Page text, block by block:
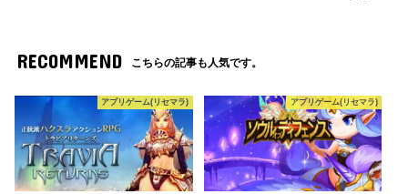
RECOMMEND こちらの記事も人気です。
アプリゲーム(リセマラ) アプリゲーム(リセマラ)